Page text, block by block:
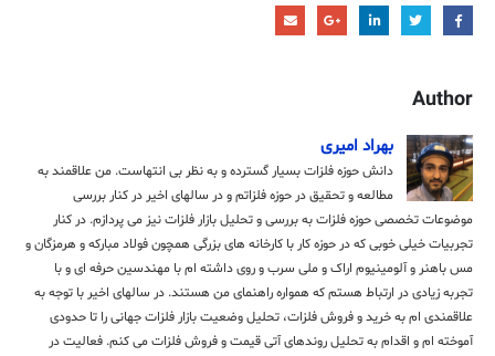
Author
بهراد امیری
دانش حوزه فلزات بسیار گسترده و به نظر بی انتهاست. من علاقمند به
مطالعه و تحقیق در حوزه فلزاتم و در سالهای اخیر در کنار بررسی
موضوعات تخصصی حوزه فلزات به بررسی و تحلیل بازار فلزات نیز می پردازم. در کنار
تجربیات خیلی خوبی که در حوزه کار با کارخانه های بزرگی همچون فولاد مبارکه و هرمزگان و
مس باهنر و آلومینیوم اراک و ملی سرب و روی داشته ام با مهندسین حرفه ای و با
تجربه زیادی در ارتباط هستم که همواره راهنمای من هستند. در سالهای اخیر با توجه به
علاقمندی ام به خرید و فروش فلزات، تحلیل وضعیت بازار فلزات جهانی را تا حدودی
آموخته ام و اقدام به تحلیل روندهای آتی قیمت و فروش فلزات می کنم. فعالیت در